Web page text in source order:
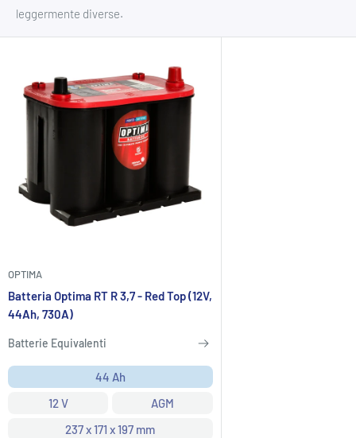
leggermente diverse.
OPTIMA
Batteria Optima RT R 3,7 - Red Top (12V,
44Ah, 730A)
Batterie Equivalenti
44 Ah
12 V
AGM
237 x 171 x 197 mm